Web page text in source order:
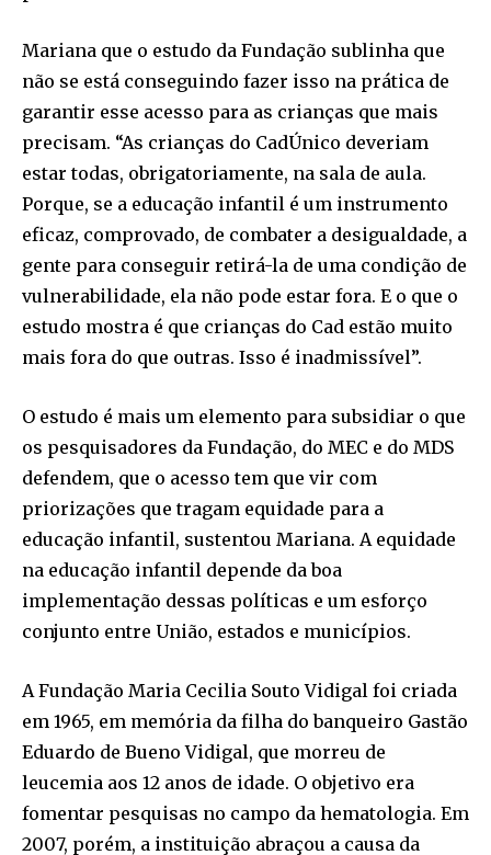
Mariana que o estudo da Fundação sublinha que
não se está conseguindo fazer isso na prática de
garantir esse acesso para as crianças que mais
precisam. “As crianças do CadÚnico deveriam
estar todas, obrigatoriamente, na sala de aula.
Porque, se a educação infantil é um instrumento
eficaz, comprovado, de combater a desigualdade, a
gente para conseguir retirá-la de uma condição de
vulnerabilidade, ela não pode estar fora. E o que o
estudo mostra é que crianças do Cad estão muito
mais fora do que outras. Isso é inadmissível”.
O estudo é mais um elemento para subsidiar o que
os pesquisadores da Fundação, do MEC e do MDS
defendem, que o acesso tem que vir com
priorizações que tragam equidade para a
educação infantil, sustentou Mariana. A equidade
na educação infantil depende da boa
implementação dessas políticas e um esforço
conjunto entre União, estados e municípios.
A Fundação Maria Cecilia Souto Vidigal foi criada
em 1965, em memória da filha do banqueiro Gastão
Eduardo de Bueno Vidigal, que morreu de
leucemia aos 12 anos de idade. O objetivo era
fomentar pesquisas no campo da hematologia. Em
2007, porém, a instituição abraçou a causa da